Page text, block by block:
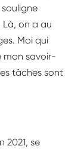
on a au
Moi qui
mon savoir-
tâches sont
2021, se